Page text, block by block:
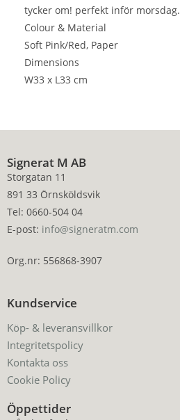
tycker om! perfekt inför morsdag.
Colour & Material
Soft Pink/Red, Paper
Dimensions
W33 x L33 cm
Signerat M AB
Storgatan 11
891 33 Örnsköldsvik
Tel: 0660-504 04
E-post: info@signeratm.com
Org.nr: 556868-3907
Kundservice
Köp- & leveransvillkor
Integritetspolicy
Kontakta oss
Cookie Policy
Öppettider